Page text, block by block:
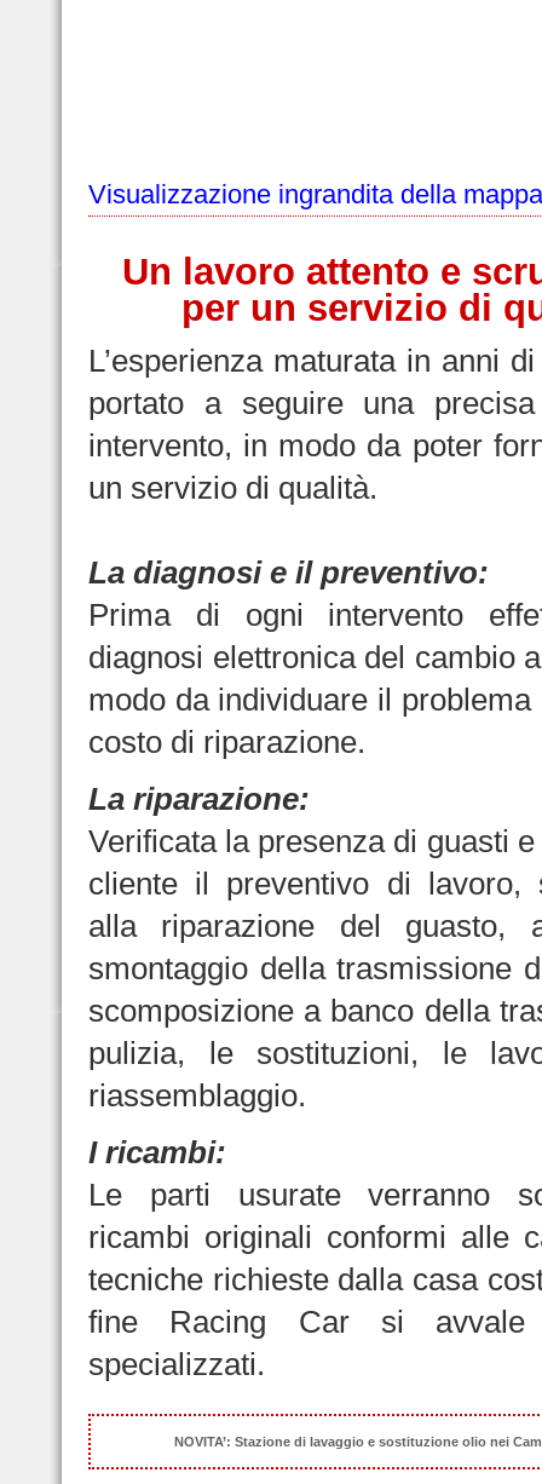
Visualizzazione ingrandita della mappa
Un lavoro attento e
per un servizio di
L’esperienza maturata in anni
portato a seguire una
intervento, in modo da poter
un servizio di qualità.
La diagnosi e il preventivo:
Prima di ogni intervento
diagnosi elettronica del cambio
modo da individuare il
costo di riparazione.
La riparazione:
Verificata la presenza di guasti
cliente il preventivo di lavoro,
alla riparazione del guasto,
smontaggio della trasmissione
scomposizione a banco della
pulizia, le sostituzioni, le
riassemblaggio.
I ricambi:
Le parti usurate verranno
ricambi originali conformi alle
tecniche richieste dalla casa
fine Racing Car si avvale
specializzati.
NOVITA’: Stazione di lavaggio e sostituzione olio nei